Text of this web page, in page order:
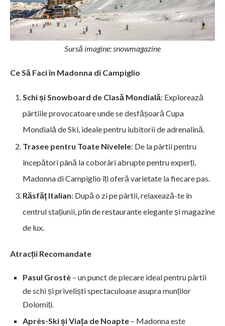
Sursă imagine: snowmagazine
Ce Să Faci în Madonna di Campiglio
Schi și Snowboard de Clasă Mondială: Explorează
pârtiile provocatoare unde se desfășoară Cupa
Mondială de Ski, ideale pentru iubitorii de adrenalină.
Trasee pentru Toate Nivelele: De la pârtii pentru
începători până la coborâri abrupte pentru experți,
Madonna di Campiglio îți oferă varietate la fiecare pas.
Răsfăț Italian: După o zi pe pârtii, relaxează-te în
centrul stațiunii, plin de restaurante elegante și magazine
de lux.
Atracții Recomandate
Pasul Grostè – un punct de plecare ideal pentru pârtii
de schi și priveliști spectaculoase asupra munților
Dolomiți.
Après-Ski și Viața de Noapte – Madonna este